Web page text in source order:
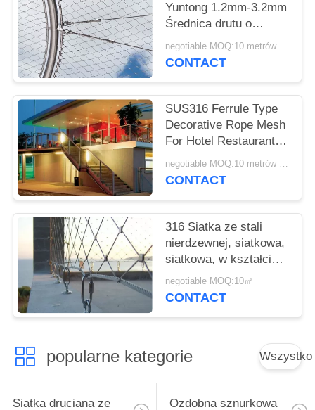
PRIVACY
POLICY
Yuntong 1.2mm-3.2mm
Średnica drutu o
gładkiej powierzchni
negotiable MOQ:10 metrów kwadratowych
CONTACT
SUS316 Ferrule Type
Decorative Rope Mesh
For Hotel Restaurant
Or Shopping Mall
negotiable MOQ:10 metrów kwadratowych
CONTACT
316 Siatka ze stali
nierdzewnej, siatkowa,
siatkowa, w kształcie
diamentu
negotiable MOQ:10㎡
CONTACT
popularne kategorie Wszystko
Siatka druciana ze
Ozdobna sznurkowa